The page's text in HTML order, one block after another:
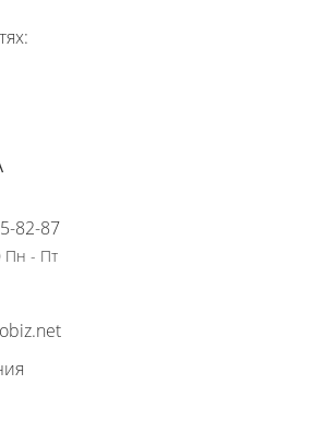
82-87
Пн - Пт